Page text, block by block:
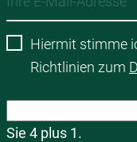
Hiermit stimme
Richtlinien zum
Sie 4 plus 1.